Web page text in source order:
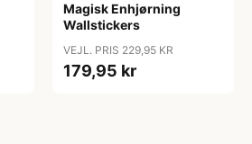
Magisk Enhjørning
Wallstickers
VEJL. PRIS 229,95 KR
179,95 kr